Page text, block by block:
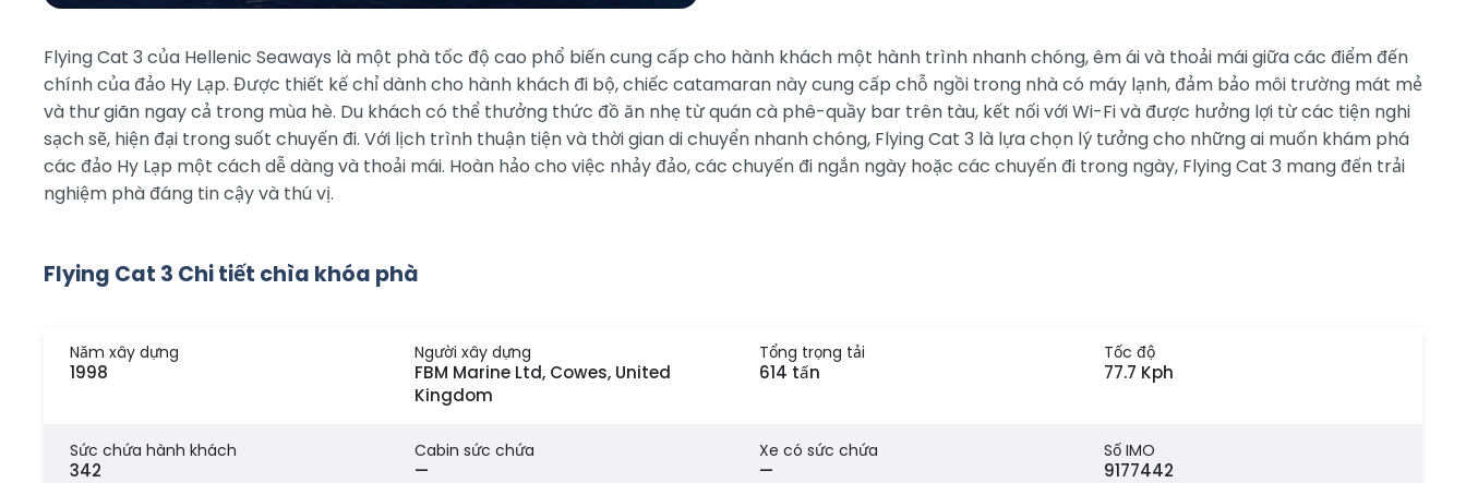
Flying Cat 3 của Hellenic Seaways là một phà tốc độ cao phổ biến cung cấp cho hành khách một hành trình nhanh chóng, êm ái và thoải mái giữa các điểm đến
chính của đảo Hy Lạp. Được thiết kế chỉ dành cho hành khách đi bộ, chiếc catamaran này cung cấp chỗ ngồi trong nhà có máy lạnh, đảm bảo môi trường mát mẻ
và thư giãn ngay cả trong mùa hè. Du khách có thể thưởng thức đồ ăn nhẹ từ quán cà phê-quầy bar trên tàu, kết nối với Wi-Fi và được hưởng lợi từ các tiện nghi
sạch sẽ, hiện đại trong suốt chuyến đi. Với lịch trình thuận tiện và thời gian di chuyển nhanh chóng, Flying Cat 3 là lựa chọn lý tưởng cho những ai muốn khám phá
các đảo Hy Lạp một cách dễ dàng và thoải mái. Hoàn hảo cho việc nhảy đảo, các chuyến đi ngắn ngày hoặc các chuyến đi trong ngày, Flying Cat 3 mang đến trải
nghiệm phà đáng tin cậy và thú vị.
Flying Cat 3 Chi tiết chìa khóa phà
Năm xây dựng
1998
Người xây dựng
FBM Marine Ltd, Cowes, United
Kingdom
Tổng trọng tải
614 tấn
Tốc độ
77.7 Kph
Sức chứa hành khách
342
Cabin sức chứa
—
Xe có sức chứa
—
Số IMO
9177442